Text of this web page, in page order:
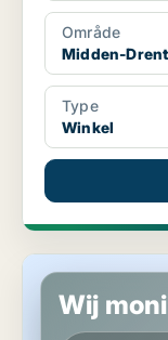
Område
Midden-
Type
Winkel
Winkel in Midden-
Wij